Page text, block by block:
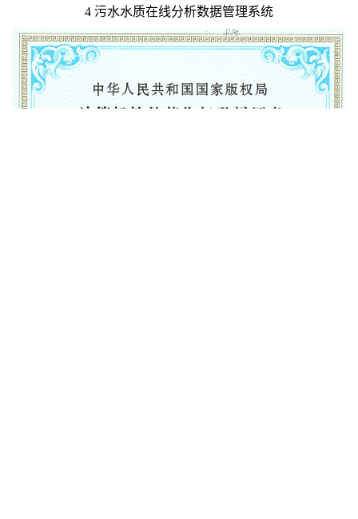
4 污水水质在线分析数据管理系统